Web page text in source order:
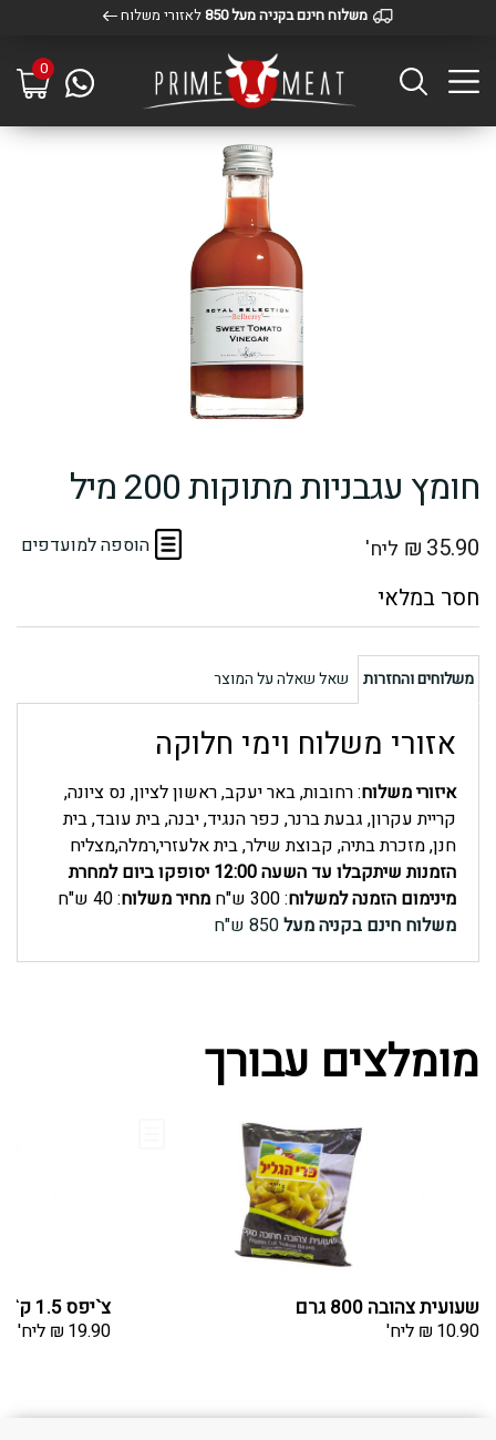
משלוח חינם בקניה מעל 850 לאזורי משלוח
0
חומץ עגבניות מתוקות 200 מיל
הוספה למועדפים ₪ 35.90 ליח'
משלוחים והחזרות שאל שאלה על המוצר
אזורי משלוח וימי חלוקה
איזורי משלוח: רחובות, באר יעקב, ראשון לציון, נס ציונה,
קריית עקרון, גבעת ברנר, כפר הנגיד, יבנה, בית עובד, בית
חנן, מזכרת בתיה, קבוצת שילר, בית אלעזרי,רמלה,מצליח
הזמנות שיתקבלו עד השעה 12:00 יסופקו ביום למחרת
מינימום הזמנה למשלוח: 300 ש"ח מחיר משלוח: 40 ש"ח
משלוח חינם בקניה מעל850 ש"ח
מומלצים עבורך
שעועית צהובה 800 גרם
₪ 10.90 ליח'
צ`יפס 1.5 ק`ג
₪ 19.90 ליח'